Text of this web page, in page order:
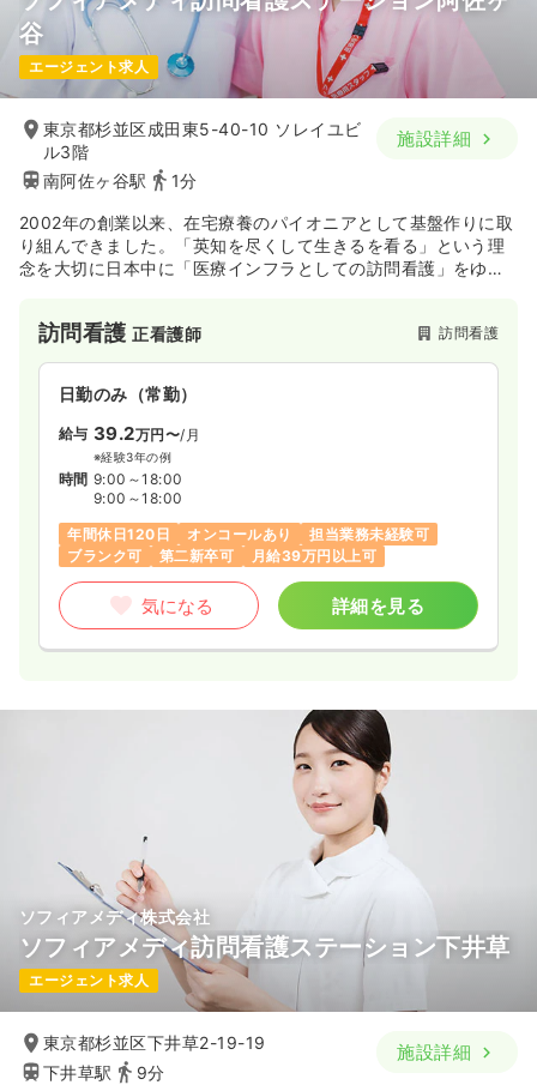
谷
エージェント求人
東京都杉並区成田東5-40-10 ソレイユビ
ル3階
南阿佐ヶ谷駅
1分
施設詳細
2002年の創業以来、在宅療養のパイオニアとして基盤作りに取
り組んできました。「英知を尽くして生きるを看る」という理
念を大切に日本中に「医療インフラとしての訪問看護」をゆき
す。
訪問看護正看護師 訪問看護
日勤のみ（常勤）
給与 39.2万円〜/月
※経験3年の例
時間 9:00～18:00
9:00～18:00
年間休日120日
オンコールあり
担当業務未経験可
ブランク可
第二新卒可 月給39万円以上可
気になる 詳細を見る
ソフィアメディ株式会社
ソフィアメディ訪問看護ステーション下井草
エージェント求人
東京都杉並区下井草2-19-19
下井草駅
9分
施設詳細